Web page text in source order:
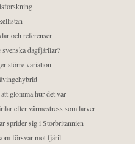
och referenser
dagfjärilar?
större variation
glömma hur det var
efter värmestress som larver
sprider sig i Storbritannien
försvar mot fjäril